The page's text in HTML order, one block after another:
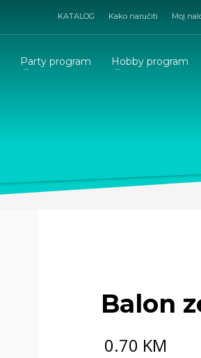
KATALOG Kako naručiti Moj
Party program Hobby program
Balon
0.70 KM